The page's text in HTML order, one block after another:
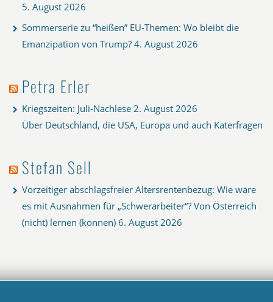
5. August 2026
Sommerserie zu “heißen” EU-Themen: Wo bleibt die
Emanzipation von Trump? 4. August 2026
Petra Erler
Kriegszeiten: Juli-Nachlese 2. August 2026
Über Deutschland, die USA, Europa und auch Katerfragen
Stefan Sell
Vorzeitiger abschlagsfreier Altersrentenbezug: Wie wäre
es mit Ausnahmen für „Schwerarbeiter“? Von Österreich
(nicht) lernen (können) 6. August 2026